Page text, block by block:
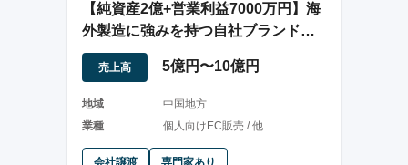
【純資産2億+営業利益7000万円】海
外製造に強みを持つ自社ブランドア
パレル雑貨
売上高 5億円〜10億円
地域
中国地方
業種
個人向けEC販売 / 他